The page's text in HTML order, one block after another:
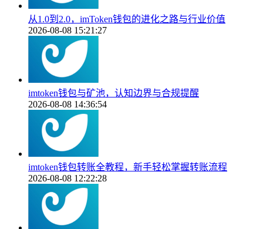
从1.0到2.0，imToken钱包的进化之路与行业价值
2026-08-08 15:21:27
imtoken钱包与矿池，认知边界与合规提醒
2026-08-08 14:36:54
imtoken钱包转账全教程，新手轻松掌握转账流程
2026-08-08 12:22:28